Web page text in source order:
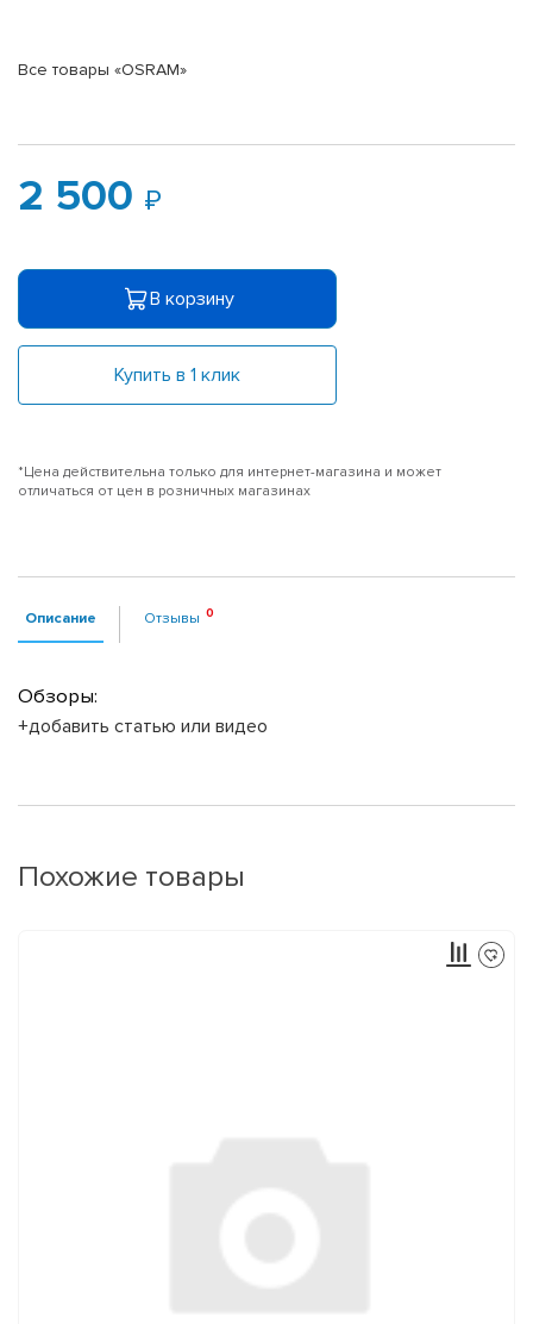
Все товары «OSRAM»
2 500
В корзину
Купить в 1 клик
*Цена действительна только для интернет-магазина и может
отличаться от цен в розничных магазинах
Описание Отзывы
Обзоры:
+добавить статью или видео
Похожие товары